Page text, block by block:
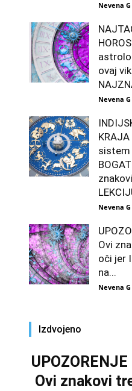
Nevena G
ovaj
Nevena G
KRAJA
sistem
Nevena G
Ovi
oči jer
na...
Nevena G
Izdvojeno
Ovi znakovi